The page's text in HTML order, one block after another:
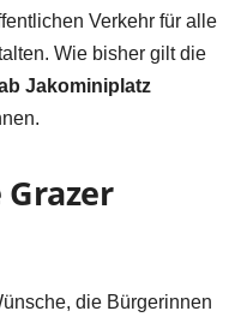
Verkehr für alle
Wie bisher gilt die
Jakominiplatz
die Bürgerinnen